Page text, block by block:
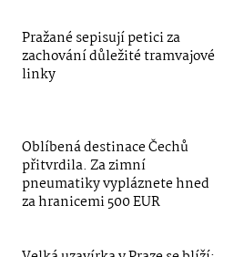
Pražané sepisují petici za
zachování důležité tramvajové
linky
Oblíbená destinace Čechů
přitvrdila. Za zimní
pneumatiky vypláznete hned
za hranicemi 500 EUR